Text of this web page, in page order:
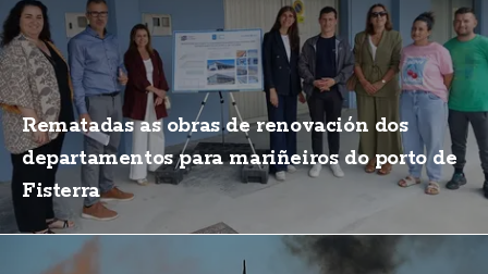
Rematadas as obras de renovación dos
departamentos para mariñeiros do porto de
Fisterra